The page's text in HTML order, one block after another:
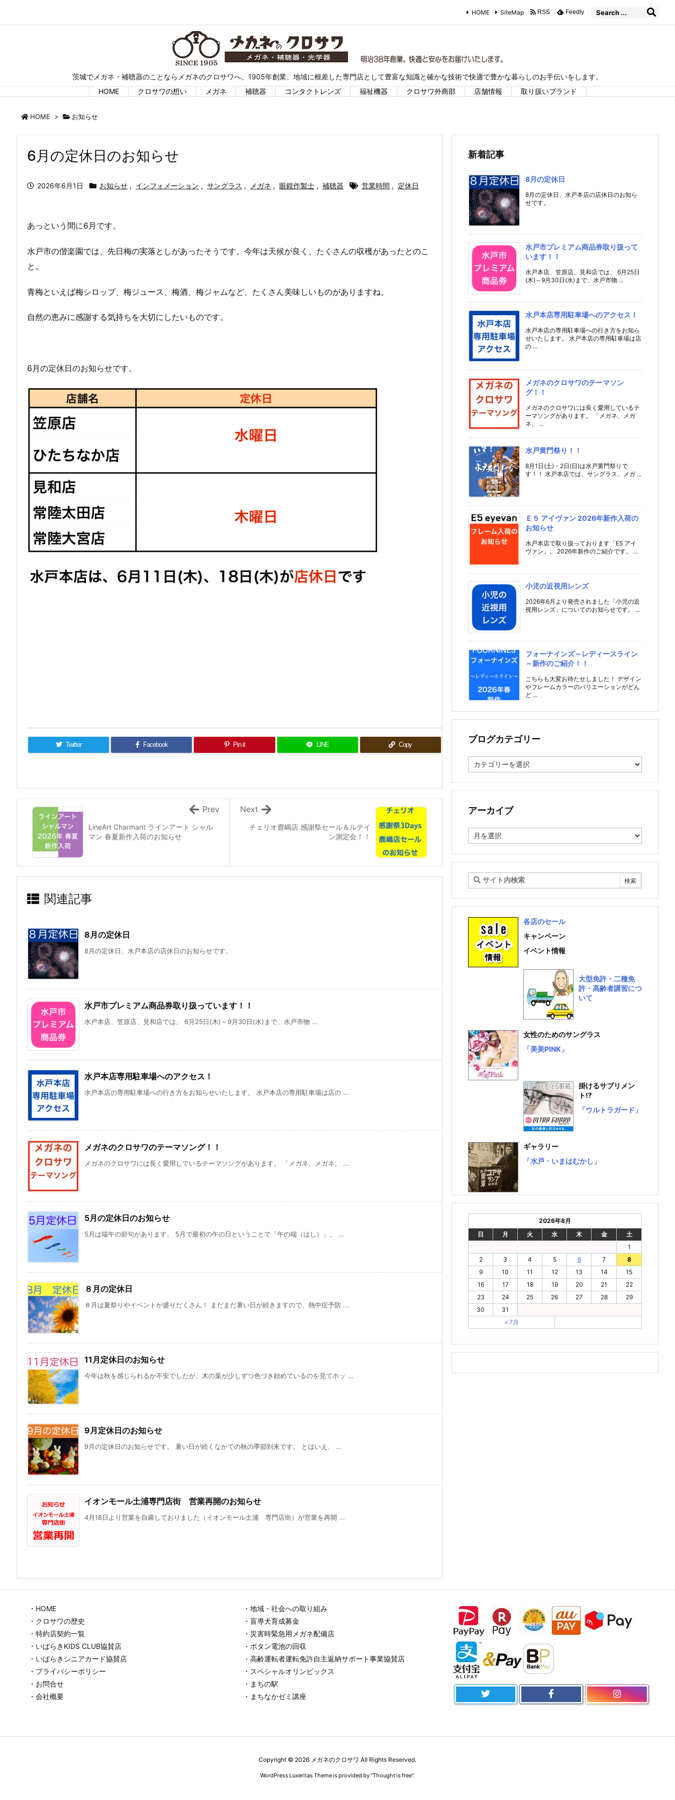
茨城でメガネ・補聴器のことならメガネのクロサワへ。1905年創業、地域に根差した専門店として豊富な知識と確かな技術で快適で豊かな暮らしのお手伝いをします。
HOME
クロサワの想い メガネ 補聴器 コンタクトレンズ 福祉機器 クロサワ外商部 店舗情報 取り扱いブランド
HOME SiteMap RSS Feedly
HOME > お知らせ
6月の定休日のお知らせ
2026年6月1日 お知らせ , インフォメーション , サングラス , メガネ , 眼鏡作製士 , 補聴器 営業時間 , 定休日
あっという間に6月です。
水戸市の偕楽園では、先日梅の実落としがあったそうです。今年は天候が良く、たくさんの収穫があったとのこ
と。
青梅といえば梅シロップ、梅ジュース、梅酒、梅ジャムなど、たくさん美味しいものがありますね。
自然の恵みに感謝する気持ちを大切にしたいものです。
6月の定休日のお知らせです。
Twitter Facebook Pin it LINE Copy
チェリオ鹿嶋店 感謝祭セール＆ルテイ
ン測定会！！
Next
LineArt Charmant ラインアート シャル
マン 春夏新作入荷のお知らせ
Prev
関連記事
8月の定休日
8月の定休日、水戸本店の店休日のお知らせです。
水戸市プレミアム商品券取り扱っています！！
水戸本店、笠原店、見和店では、 6月25日(木)～9月30日(水)まで、水戸市物 ...
水戸本店専用駐車場へのアクセス！
水戸本店の専用駐車場への行き方をお知らせいたします。 水戸本店の専用駐車場は店の ...
メガネのクロサワのテーマソング！！
メガネのクロサワには長く愛用しているテーマソングがあります。 「メガネ、メガネ、 ...
5月の定休日のお知らせ
5月は端午の節句があります。 5月で最初の午の日ということで「午の端（はし）」。 ...
８月の定休日
８月は夏祭りやイベントが盛りだくさん！ まだまだ暑い日が続きますので、熱中症予防 ...
11月定休日のお知らせ
今年は秋を感じられるか不安でしたが、木の葉が少しずつ色づき始めているのを見てホッ ...
9月定休日のお知らせ
9月の定休日のお知らせです。 暑い日が続くなかでの秋の季節到来です。 とはいえ、 ...
イオンモール土浦専門店街 営業再開のお知らせ
4月18日より営業を自粛しておりました（イオンモール土浦 専門店街）が営業を再開 ...
新着記事
8月の定休日
8月の定休日、水戸本店の店休日のお知ら
せです。
水戸市プレミアム商品券取り扱って
います！！
水戸本店、笠原店、見和店では、 6月25日
(木)～9月30日(水)まで、水戸市物 ...
水戸本店専用駐車場へのアクセス！
水戸本店の専用駐車場への行き方をお知ら
せいたします。 水戸本店の専用駐車場は店
の ...
メガネのクロサワのテーマソン
グ！！
メガネのクロサワには長く愛用しているテ
ーマソングがあります。 「メガネ、メガ
ネ、 ...
水戸黄門祭り！！
8月1日(土)・2日(日)は水戸黄門祭りで
す！！ 水戸本店では、サングラス、メガ ...
Ｅ５ アイヴァン 2026年新作入荷の
お知らせ
水戸本店で取り扱っております「E5 アイ
ヴァン」。 2026年新作のご紹介です。 ...
小児の近視用レンズ
2026年6月より発売されました「小児の近
視用レンズ」についてのお知らせです。 ...
フォーナインズ～レディースライン
～新作のご紹介！！
こちらも大変お待たせしました！ デザイン
やフレームカラーのバリエーションがどん
ど ...
ブログカテゴリー
ロ
カ
ゴ
ー
アーカイブ
ー
イ
各店のセール
キャンペーン
イベント情報
大型免許・二種免
許・高齢者講習につ
いて
女性のためのサングラス
「美美PINK」
掛けるサプリメン
ト⁉
「ウルトラガード」
ギャラリー
「水戸・いまはむかし」
2026年8月
日
月 火 水 木 金
土
1
2
3 4 5 6 7
8
9
10 11 12 13 14
15
16
17 18 19 20 21
22
23
24 25 26 27 28
29
30
31
« 7月
・HOME
・クロサワの歴史
・特約店契約一覧
・いばらきKIDS CLUB協賛店
・いばらきシニアカード協賛店
・プライバシーポリシー
・お問合せ
・会社概要
・地域・社会への取り組み
・盲導犬育成募金
・災害時緊急用メガネ配備店
・ボタン電池の回収
・高齢運転者運転免許自主返納サポート事業協賛店
・スペシャルオリンピックス
・まちの駅
・まちなかゼミ講座
Copyright © 2026 メガネのクロサワ All Rights Reserved.
WordPress Luxeritas Theme is provided by "Thought is free".